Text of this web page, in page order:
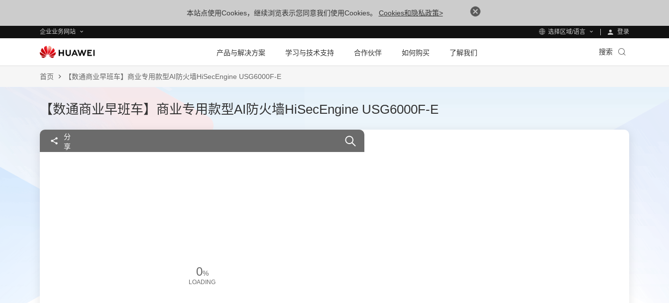
本站点使用Cookies，继续浏览表示您同意我们使用Cookies。 Cookies和隐私政策>
企业业务网站 选择区域/语言 登录
产品与解决方案 学习与技术支持 合作伙伴 如何购买 了解我们 搜索
首页 【数通商业早班车】商业专用款型AI防火墙HiSecEngine USG6000F-E
【数通商业早班车】商业专用款型AI防火墙HiSecEngine USG6000F-E
分
享
0%
LOADING